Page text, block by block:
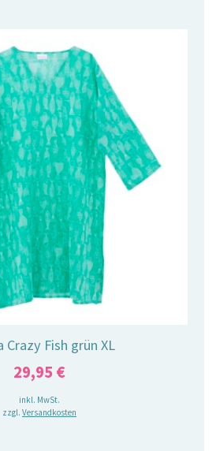
Crazy Fish grün XL
29,95 €
inkl. MwSt.
zzgl. Versandkosten